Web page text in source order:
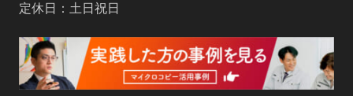
定休日：土日祝日